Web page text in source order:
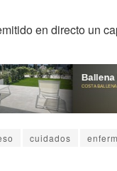
en directo un
cuidados